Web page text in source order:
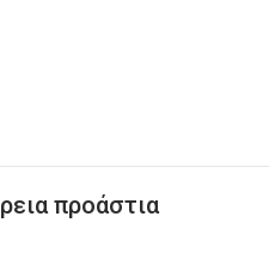
προάστια